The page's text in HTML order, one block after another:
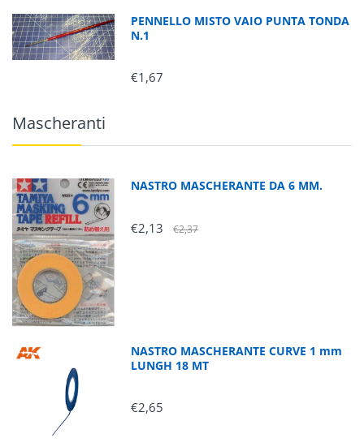
PENNELLO MISTO VAIO PUNTA TONDA
N.1
€1,67
Mascheranti
NASTRO MASCHERANTE DA 6 MM.
€2,13 €2,37
NASTRO MASCHERANTE CURVE 1 mm
LUNGH 18 MT
€2,65